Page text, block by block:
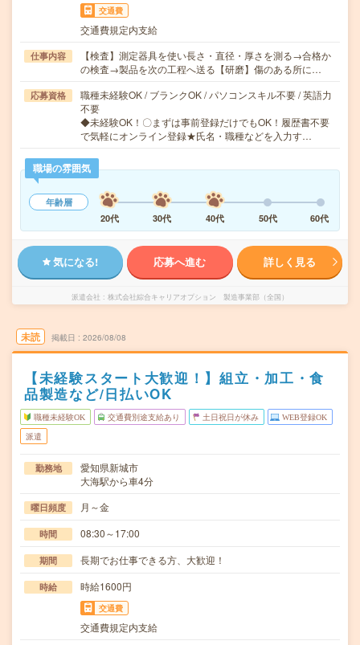
交通費
交通費規定内支給
仕事内容
【検査】測定器具を使い長さ・直径・厚さを測る→合格か
の検査→製品を次の工程へ送る【研磨】傷のある所に…
応募資格
職種未経験OK / ブランクOK / パソコンスキル不要 / 英語力
不要
◆未経験OK！〇まずは事前登録だけでもOK！履歴書不要
で気軽にオンライン登録★氏名・職種などを入力す…
職場の雰囲気
年齢層
20代
30代 40代 50代 60代
気になる! 応募へ進む 詳しく見る
派遣会社 株式会社綜合キャリアオプション 製造事業部（全国）
未読 掲載日 2026/08/08
【未経験スタート大歓迎！】組立・加工・食
品製造など/日払いOK
職種未経験OK 交通費別途支給あり 土日祝日が休み WEB登録OK
派遣
勤務地
愛知県新城市
大海駅から車4分
曜日頻度 月～金
時間 08:30～17:00
期間 長期でお仕事できる方、大歓迎！
時給 時給1600円
交通費
交通費規定内支給